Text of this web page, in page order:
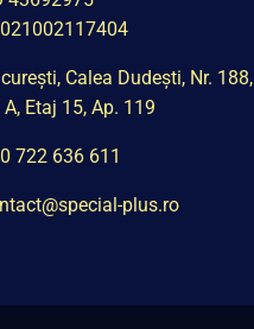
Calea Dudești, Nr. 188,
A, Etaj 15, Ap. 119
722 636 611
plus.ro